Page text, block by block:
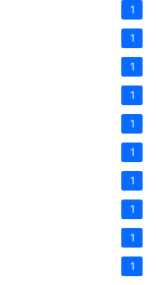
1
1
1
1
1
1
1
1
1
1